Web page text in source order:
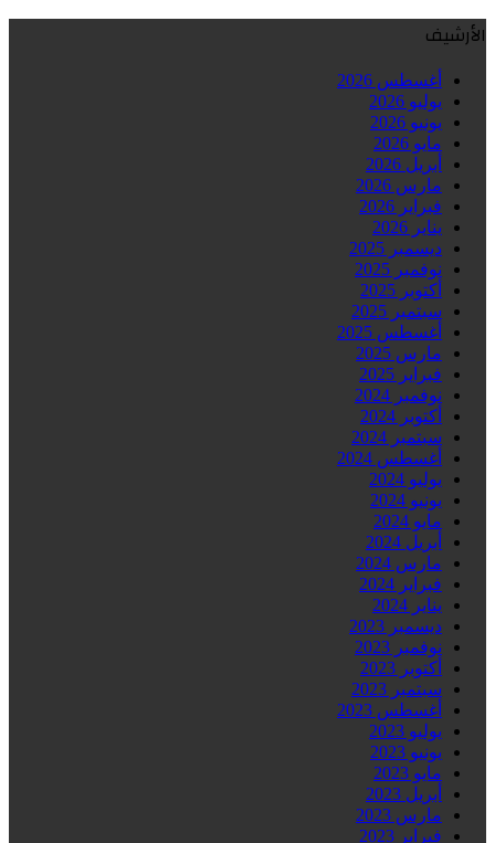
الأرشيف
أغسطس 2026
يوليو 2026
يونيو 2026
مايو 2026
أبريل 2026
مارس 2026
فبراير 2026
يناير 2026
ديسمبر 2025
نوفمبر 2025
أكتوبر 2025
سبتمبر 2025
أغسطس 2025
مارس 2025
فبراير 2025
نوفمبر 2024
أكتوبر 2024
سبتمبر 2024
أغسطس 2024
يوليو 2024
يونيو 2024
مايو 2024
أبريل 2024
مارس 2024
فبراير 2024
يناير 2024
ديسمبر 2023
نوفمبر 2023
أكتوبر 2023
سبتمبر 2023
أغسطس 2023
يوليو 2023
يونيو 2023
مايو 2023
أبريل 2023
مارس 2023
فبراير 2023